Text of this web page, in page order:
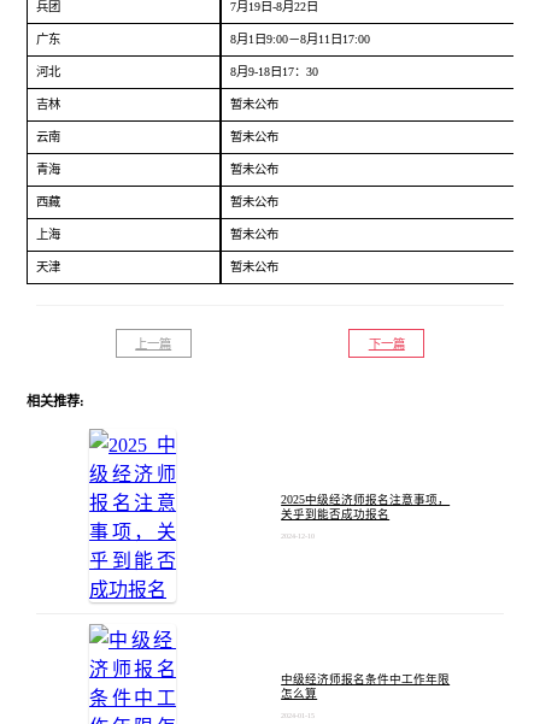
兵团 7月19日-8月22日
广东 8月1日9:00－8月11日17:00
河北 8月9-18日17：30
吉林 暂未公布
云南 暂未公布
青海 暂未公布
西藏 暂未公布
上海 暂未公布
天津 暂未公布
上一篇 下一篇
相关推荐:
2025中级经济师报名注意事项，
关乎到能否成功报名
2024-12-10
中级经济师报名条件中工作年限
怎么算
2024-01-15